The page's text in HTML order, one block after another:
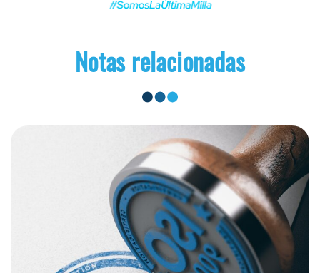
Notas relacionadas